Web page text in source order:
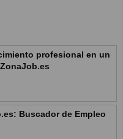
profesional en un
Buscador de Empleo